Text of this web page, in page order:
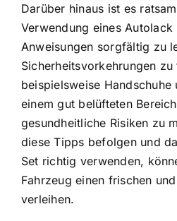
Darüber hinaus ist es
Verwendung eines Autolack
Anweisungen sorgfältig zu
Sicherheitsvorkehrungen
beispielsweise Handschuhe
einem gut belüfteten
gesundheitliche Risiken zu
diese Tipps befolgen und
Set richtig verwenden,
Fahrzeug einen frischen
verleihen.